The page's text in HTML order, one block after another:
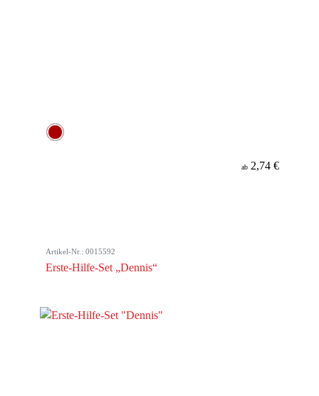
ab 2,74 €
Artikel-Nr.: 0015592
Erste-Hilfe-Set „Dennis“